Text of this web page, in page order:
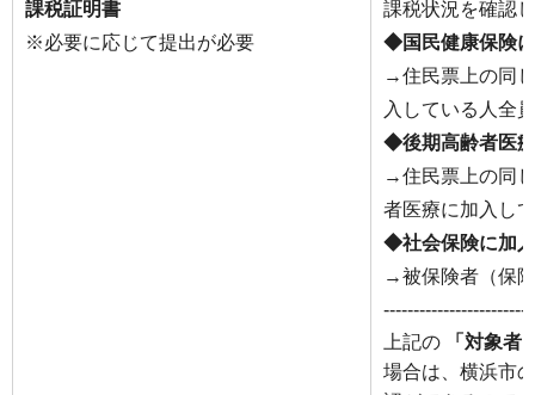
課税証明書
※必要に応じて提出が必要
課税状況を確認
◆国民健康保険
→住民票上の同
入している人全
◆後期高齢者医
→住民票上の同
者医療に加入し
◆社会保険に加
→被保険者（保
上記の
「対象者
場合は、横浜市